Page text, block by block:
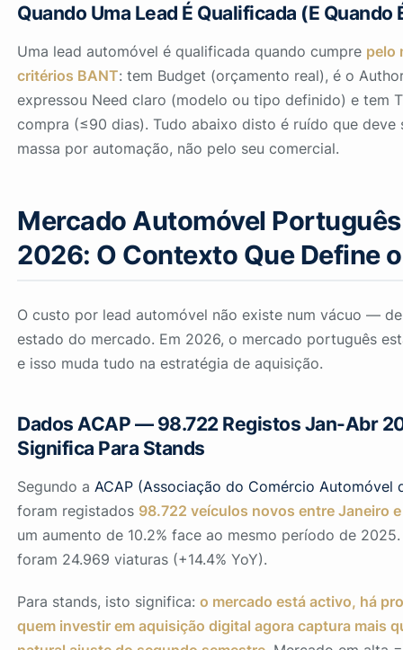
Quando Uma Lead É Qualificada (E Quando
Uma lead automóvel é qualificada quando cumpre pelo
critérios BANT: tem Budget (orçamento real), é o
expressou Need claro (modelo ou tipo definido) e tem
compra (≤90 dias). Tudo abaixo disto é ruído que deve
massa por automação, não pelo seu comercial.
Mercado Automóvel
2026: O Contexto Que Define
O custo por lead automóvel não existe num vácuo —
estado do mercado. Em 2026, o mercado português
e isso muda tudo na estratégia de aquisição.
Dados ACAP — 98.722 Registos Jan-Abr
Significa Para Stands
Segundo aACAP (Associação do Comércio Automóvel
foram registados 98.722 veículos novos entre Janeiro
um aumento de 10.2% face ao mesmo período de
foram 24.969 viaturas (+14.4% YoY).
Para stands, isto significa:o mercado está activo, há
quem investir em aquisição digital agora captura mais